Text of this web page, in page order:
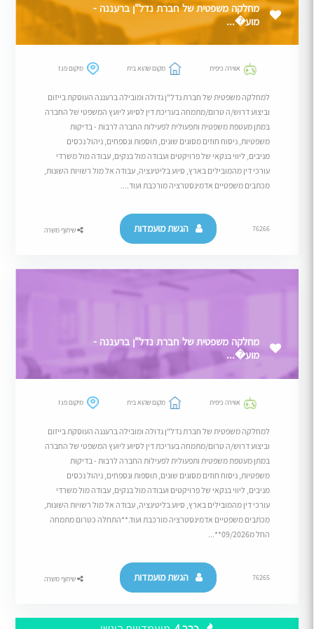
מחלקה משפטית של חברת נדל"ן ברעננה -
מוע�...
אווירה כיפית מקום שהוא בית מיקום פגז
למחלקה משפטית של חברת נדל"ן גדולה ומובילה ברעננה העוסקת בייזום
וביצוע דרוש/ה טרום/מתמחה בעריכת דין לסיוע ליועץ המשפטי של החברה
במתן מעטפת משפטית ותפעולית לפעילות החברה לרבות - בדיקות
משפטיות, ניסוח חוזים מסוגים שונים, תוספות ונספחים, ניהול נכסים
מניבים, ליווי בנקאי של פרויקטים ועבודה מול בנקים, עבודה מול משרדי
עורכי דין מהמובילים בארץ, סיוע בליטיגציה, עבודה אל מול רשויות השונות,
מכתבים משפטיים אדמינסטרציה מורכבת ועוד....
76266 הגשת מועמדות שיתוף משרה
מחלקה משפטית של חברת נדל"ן ברעננה -
מוע�...
אווירה כיפית מקום שהוא בית מיקום פגז
למחלקה משפטית של חברת נדל"ן גדולה ומובילה ברעננה העוסקת בייזום
וביצוע דרוש/ה טרום/מתמחה בעריכת דין לסיוע ליועץ המשפטי של החברה
במתן מעטפת משפטית ותפעולית לפעילות החברה לרבות - בדיקות
משפטיות, ניסוח חוזים מסוגים שונים, תוספות ונספחים, ניהול נכסים
מניבים, ליווי בנקאי של פרויקטים ועבודה מול בנקים, עבודה מול משרדי
עורכי דין מהמובילים בארץ, סיוע בליטיגציה, עבודה אל מול רשויות השונות,
מכתבים משפטיים אדמינסטרציה מורכבת ועוד.**התחלה כטרום מתמחה
החל מ09/2026**...
76265 הגשת מועמדות שיתוף משרה